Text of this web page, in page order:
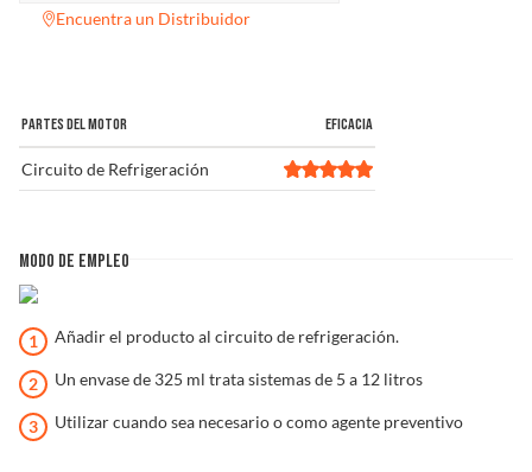
Encuentra un Distribuidor
PARTES DEL MOTOR EFICACIA
Circuito de Refrigeración
MODO DE EMPLEO
Añadir el producto al circuito de refrigeración.
Un envase de 325 ml trata sistemas de 5 a 12 litros
Utilizar cuando sea necesario o como agente preventivo